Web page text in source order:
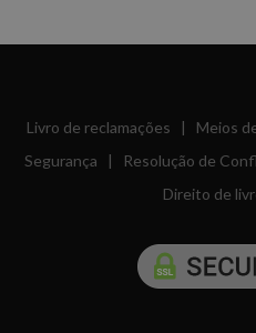
Livro de reclamações | Meios
Segurança | Resolução de
Direito de